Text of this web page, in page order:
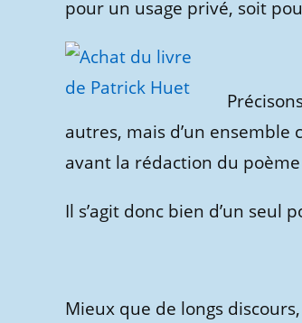
pour un usage privé, soit
autres, mais d’un
avant la rédaction du
Il s’agit donc bien d’un seul
Mieux que de longs